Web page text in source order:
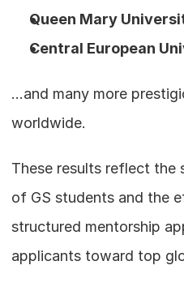
Queen Mary
Central European
…and many more
worldwide.
These results reflect the
of GS students and the
structured mentorship
applicants toward top